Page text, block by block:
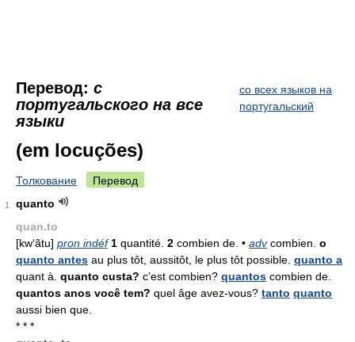
Перевод: с
португальского на все
языки
со всех языков на
португальский
(em locuções)
Толкование Перевод
1
quanto
quan.to
[kw‘ãtu] pron indéf 1 quantité. 2 combien de. • advcombien. o
quanto antes au plus tôt, aussitôt, le plus tôt possible. quanto a
quant à. quanto custa? c’est combien? quantos combien de.
quantos anos você tem? quel âge avez-vous? tanto quanto
aussi bien que.
* * *